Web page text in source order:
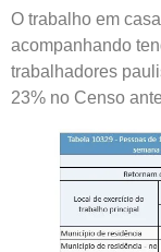
O trabalho em
acompanhando
trabalhadores
23% no Censo